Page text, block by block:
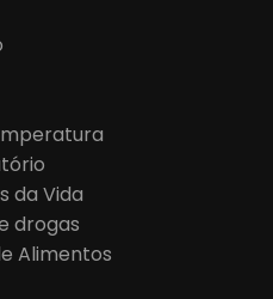
da Vida
drogas
Alimentos